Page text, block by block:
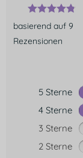
basierend auf 9
Rezensionen
5 Sterne
4 Sterne
3 Sterne
2 Sterne